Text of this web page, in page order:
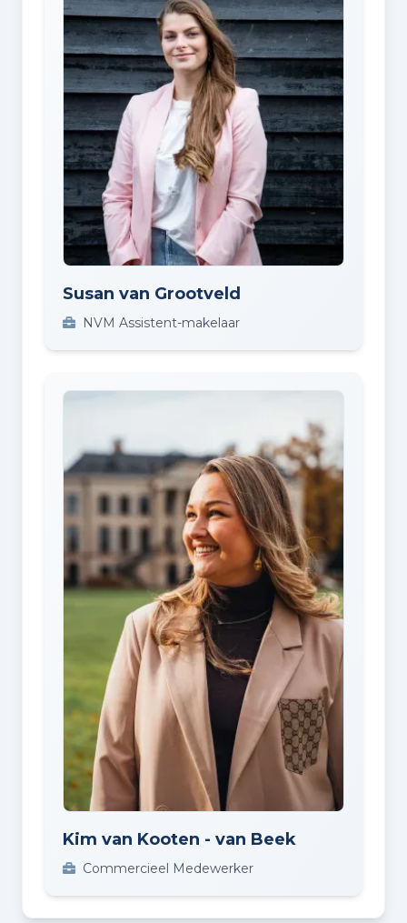
Susan van Grootveld
NVM Assistent-makelaar
Kim van Kooten - van Beek
Commercieel Medewerker